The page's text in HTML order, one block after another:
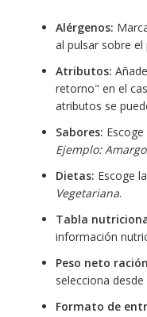
Alérgenos:
al pulsar sobre
Atributos:
retorno" en el
atributos se
Sabores:
Ejemplo: Amargo.
Dietas: Escoge
Vegetariana.
Tabla
información
Peso neto
selecciona
Formato de